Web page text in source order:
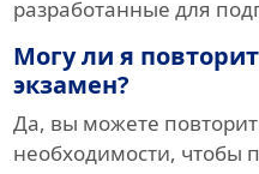
разработанные для
Могу ли я
экзамен?
Да, вы можете
необходимости, чтобы